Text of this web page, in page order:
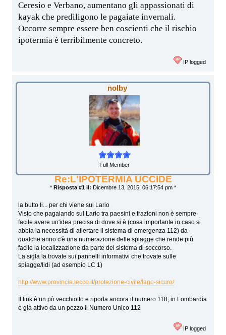
Ceresio e Verbano, aumentano gli appassionati di
kayak che prediligono le pagaiate invernali.
Occorre sempre essere ben coscienti che il rischio
ipotermia è terribilmente concreto.
IP logged
nolby
Full Member
Re:L'IPOTERMIA UCCIDE
* Risposta #1 il: Dicembre 13, 2015, 06:17:54 pm *
la butto li... per chi viene sul Lario
Visto che pagaiando sul Lario tra paesini e frazioni non è sempre
facile avere un'idea precisa di dove si è (cosa importante in caso si
abbia la necessità di allertare il sistema di emergenza 112) da
qualche anno c'è una numerazione delle spiagge che rende più
facile la localizzazione da parte del sistema di soccorso.
La sigla la trovate sui pannelli informativi che trovate sulle
spiagge/lidi (ad esempio LC 1)
http://www.provincia.lecco.it/protezione-civile/lago-sicuro/
Il link è un pò vecchiotto e riporta ancora il numero 118, in Lombardia
è già attivo da un pezzo il Numero Unico 112
IP logged